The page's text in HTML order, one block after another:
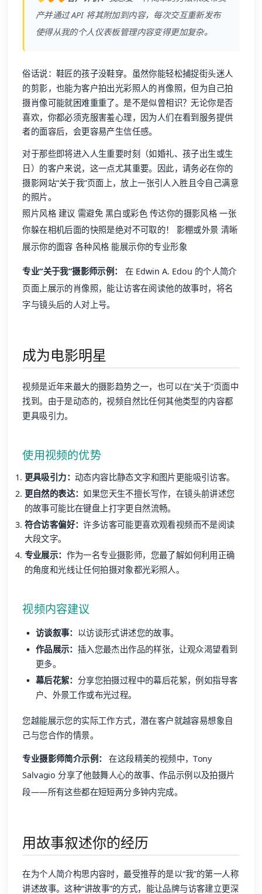
产并通过 API 将其附加到内容，每次交互重新发布
使得从我的个人仪表板管理内容变得更加复杂。
俗话说：鞋匠的孩子没鞋穿。虽然你能轻松捕捉街头迷人
的剪影，也能为客户拍出光彩照人的肖像照，但为自己拍
摄肖像可能就困难重重了。是不是似曾相识？无论你是否
喜欢，你都必须克服害羞心理，因为人们在看到服务提供
者的面容后，会更容易产生信任感。
对于那些即将进入人生重要时刻（如婚礼、孩子出生或生
日）的客户来说，这一点尤其重要。因此，请务必在你的
摄影网站“关于我”页面上，放上一张引人入胜且令自己满意
的照片。
照片风格 建议 需避免 黑白或彩色 传达你的摄影风格 一张
你躲在相机后面的快照是绝对不可取的！ 影棚或外景 清晰
展示你的面容 各种风格 能展示你的专业形象
专业“关于我”摄影师示例： 在 Edwin A. Edou 的个人简介
页面上展示的肖像照，能让访客在阅读他的故事时，将名
字与镜头后的人对上号。
成为电影明星
视频是近年来最大的摄影趋势之一，也可以在“关于”页面中
找到。由于是动态的，视频自然比任何其他类型的内容都
更具吸引力。
使用视频的优势
更具吸引力： 动态内容比静态文字和图片更能吸引访客。
更自然的表达：如果您天生不擅长写作，在镜头前讲述您
的故事可能比在键盘上打字更自然流畅。
符合访客偏好：许多访客可能更喜欢观看视频而不是阅读
大段文字。
专业展示： 作为一名专业摄影师，您最了解如何利用正确
的角度和光线让任何拍摄对象都光彩照人。
视频内容建议
访谈叙事： 以访谈形式讲述您的故事。
作品展示： 插入您最杰出作品的样张，让观众渴望看到
更多。
幕后花絮： 分享您拍摄过程中的幕后花絮，例如指导客
户、外景工作或布光过程。
您越能展示您的实际工作方式，潜在客户就越容易想象自
己与您合作的情景。
专业摄影师简介示例： 在这段精美的视频中，Tony
Salvagio 分享了他鼓舞人心的故事、作品示例以及拍摄片
段——所有这些都在短短两分多钟内完成。
用故事叙述你的经历
在为个人简介构思内容时，最受推荐的是以“我”的第一人称
讲述故事。这种“讲故事”的方式，能让品牌与访客建立更深